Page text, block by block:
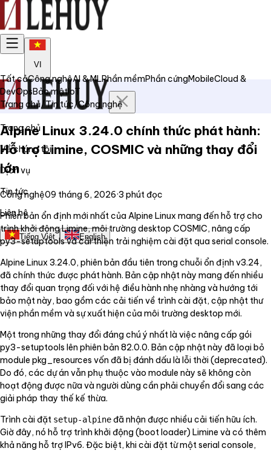
VI
Trang chủ
Về chúng tôi
Dịch vụ
Tin tức
Liên hệ
Tiếng Việt English
Tất cảCông nghệAI & MLPhần mềmPhần cứngMobileCloud &
DevOpsBảo mậtIoT
Trang chủ/Tin tức/Công nghệ
Alpine Linux 3.24.0 chính thức phát hành:
Hỗ trợ Limine, COSMIC và những thay đổi
lớn
Công nghệ09 tháng 6, 2026·3 phút đọc
Phiên bản ổn định mới nhất của Alpine Linux mang đến hỗ trợ cho
trình khởi động Limine, môi trường desktop COSMIC, nâng cấp
py3-setuptools và cải thiện trải nghiệm cài đặt qua serial console.
Alpine Linux 3.24.0, phiên bản đầu tiên trong chuỗi ổn định v3.24,
đã chính thức được phát hành. Bản cập nhật này mang đến nhiều
thay đổi quan trọng đối với hệ điều hành nhẹ nhàng và hướng tới
bảo mật này, bao gồm các cải tiến về trình cài đặt, cập nhật thư
viện phần mềm và sự xuất hiện của môi trường desktop mới.
Một trong những thay đổi đáng chú ý nhất là việc nâng cấp gói
py3-setuptools lên phiên bản 82.0.0. Bản cập nhật này đã loại bỏ
module pkg_resources vốn đã bị đánh dấu là lỗi thời (deprecated).
Do đó, các dự án vẫn phụ thuộc vào module này sẽ không còn
hoạt động được nữa và người dùng cần phải chuyển đổi sang các
giải pháp thay thế kế thừa.
Trình cài đặt setup-alpineđã nhận được nhiều cải tiến hữu ích.
Giờ đây, nó hỗ trợ trình khởi động (boot loader) Limine và có thêm
khả năng hỗ trợ IPv6. Đặc biệt, khi cài đặt từ một serial console,